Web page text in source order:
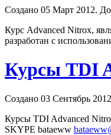
Создано 05 Март 2012.
Курс Advanced Nitrox,
разработан с
Курсы TDI
Создано 03 Сентябрь
Курсы TDI Advanced
SKYPE bataeww